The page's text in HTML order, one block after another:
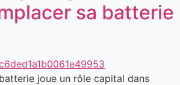
sa batterie
joue un rôle capital dans